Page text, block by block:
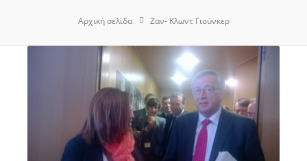
Αρχική σελίδα Ζαν- Κλωντ Γιούνκερ